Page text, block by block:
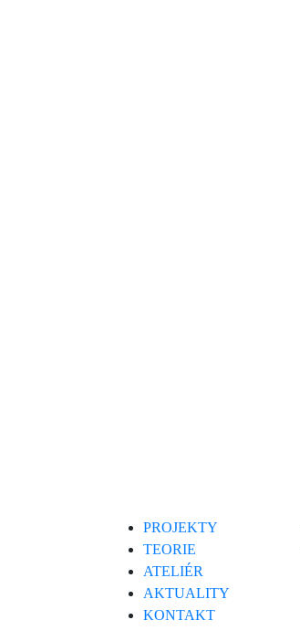
PROJEKTY
TEORIE
ATELIÉR
AKTUALITY
KONTAKT